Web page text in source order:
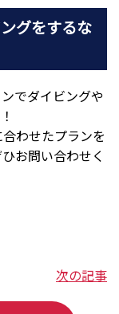
グをするな
でダイビングや
わせたプランを
お問い合わせく
次の記事